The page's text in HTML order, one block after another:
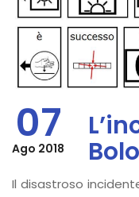
07
Ago 2018
Il disastroso